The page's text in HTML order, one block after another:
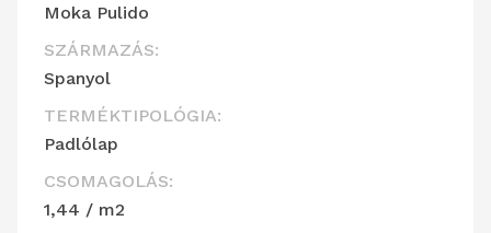
Moka Pulido
SZÁRMAZÁS:
Spanyol
TERMÉKTIPOLÓGIA:
Padlólap
CSOMAGOLÁS:
1,44 / m2